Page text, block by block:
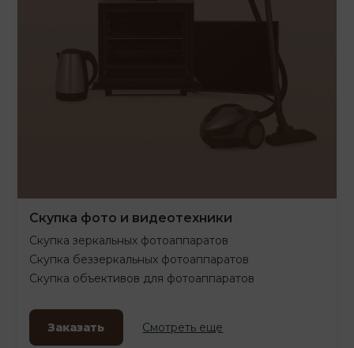
Скупка фото и видеотехники
Скупка зеркальных фотоаппаратов
Скупка беззеркальных фотоаппаратов
Скупка объективов для фотоаппаратов
Заказать Смотреть еще